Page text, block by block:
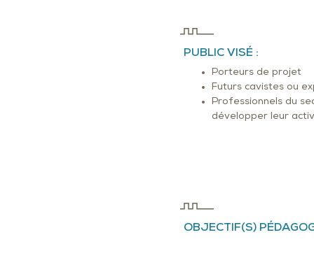
PUBLIC VISÉ :
Porteurs de projet
Futurs cavistes ou
Professionnels du
développer leur
OBJECTIF(S)